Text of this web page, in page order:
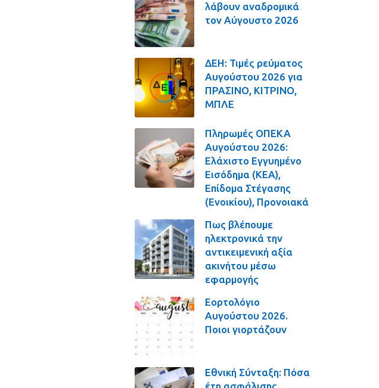
λάβουν αναδρομικά
τον Αύγουστο 2026
ΔΕΗ: Τιμές ρεύματος
Αυγούστου 2026 για
ΠΡΑΣΙΝΟ, ΚΙΤΡΙΝΟ,
ΜΠΛΕ
Πληρωμές ΟΠΕΚΑ
Αυγούστου 2026:
Ελάχιστο Εγγυημένο
Εισόδημα (ΚΕΑ),
Επίδομα Στέγασης
(Ενοικίου), Προνοιακά
Πως βλέπουμε
ηλεκτρονικά την
αντικειμενική αξία
ακινήτου μέσω
εφαρμογής
Εορτολόγιο
Αυγούστου 2026.
Ποιοι γιορτάζουν
Εθνική Σύνταξη: Πόσα